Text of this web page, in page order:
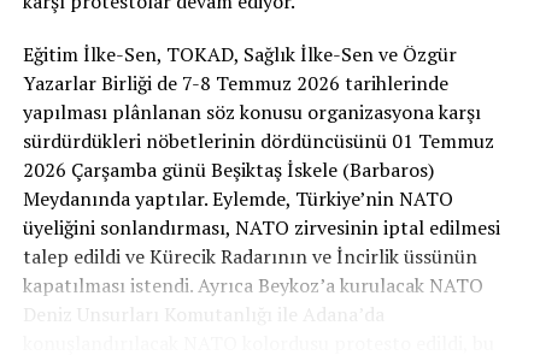
“Zulmedenlere meyletmeyin, sonra size ateş
dokunur! Sizin Allah’tan başka dostlarınız yoktur.
Sonra yardım da göremezsiniz.” (Hûd Suresi, 11/113)
Bizler; adaleti, halkların özgürlüğünü ve ümmetin
onurunu savunan, yeryüzündeki sömürü düzenine itirazı
olan Müslümanlar olarak NATO’nun bir “güvenlik
kalkanı” değil, küresel kapitalist sistemin ve ABD
hegemonyasının kanlı bir askerî aygıtı olduğunu
savunuyoruz. Kurulduğu günden bu yana dünyaya barış
yerine işgal, darbe, sömürü ve bağımlılık ihraç eden bu
İmza kampanyası bildirisi ise şöyle:
Eğitim İlke-Sen, TOKAD, Sağlık İlke-Sen ve Özgür
Yazarlar Birliği de 7-8 Temmuz 2026 tarihlerinde
yapılması plânlanan söz konusu organizasyona karşı
sürdürdükleri nöbetlerinin dördüncüsünü 01 Temmuz
2026 Çarşamba günü Beşiktaş İskele (Barbaros)
Meydanında yaptılar. Eylemde, Türkiye’nin NATO
üyeliğini sonlandırması, NATO zirvesinin iptal edilmesi
talep edildi ve Kürecik Radarının ve İncirlik üssünün
kapatılması istendi. Ayrıca Beykoz’a kurulacak NATO
Deniz Unsurları Komutanlığı ile Adana’da